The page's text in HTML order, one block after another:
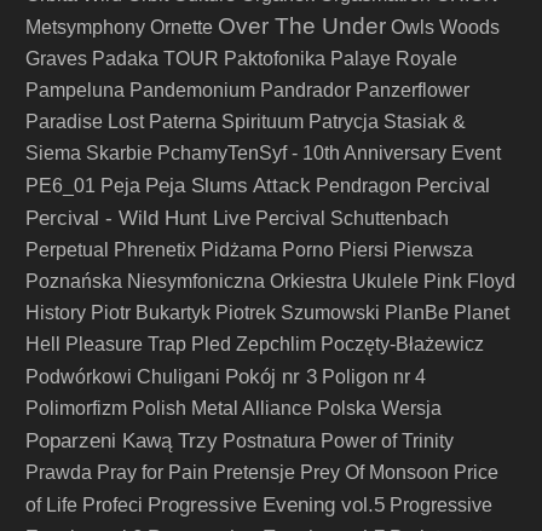
Metsymphony Ornette Over The Under Owls Woods
Graves Padaka TOUR Paktofonika Palaye Royale
Pampeluna Pandemonium Pandrador Panzerflower
Paradise Lost Paterna Spirituum Patrycja Stasiak &
Siema Skarbie PchamyTenSyf - 10th Anniversary Event
PE6_01 Peja Peja Slums Attack Pendragon Percival
Percival - Wild Hunt Live Percival Schuttenbach
Perpetual
Phrenetix Pidżama Porno Piersi Pierwsza
Poznańska Niesymfoniczna Orkiestra Ukulele Pink Floyd
History Piotr Bukartyk Piotrek Szumowski PlanBe Planet
Hell
Pleasure Trap Pled Zepchlim Poczęty-Błażewicz
Podwórkowi Chuligani Pokój nr 3 Poligon nr 4
Polimorfizm Polish Metal Alliance Polska Wersja
Poparzeni Kawą Trzy Postnatura Power of Trinity
Prawda Pray for Pain Pretensje Prey Of Monsoon Price
of Life Profeci Progressive Evening vol.5 Progressive